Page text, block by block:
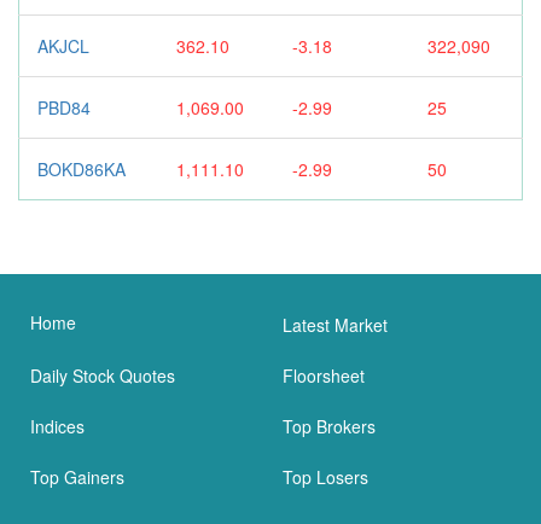
AKJCL 362.10 -3.18 322,090
PBD84 1,069.00 -2.99 25
BOKD86KA 1,111.10 -2.99 50
Home Latest Market
Daily Stock Quotes Floorsheet
Indices Top Brokers
Top Gainers Top Losers